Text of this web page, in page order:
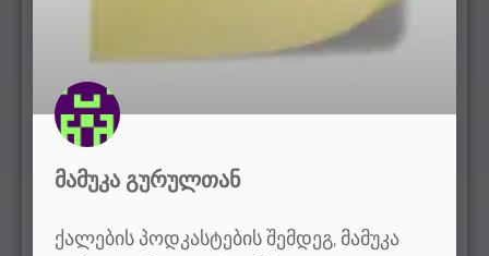
ᲛᲐᲛᲣᲙᲐ ᲒᲣᲠᲣᲚᲗᲐᲜ
ქალების პოდკასტების შემდეგ, მამუკა